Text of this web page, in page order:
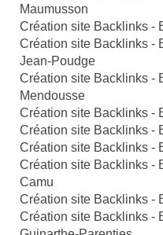
Maumusson
Création site Backlinks -
Création site Backlinks -
Jean-Poudge
Création site Backlinks -
Mendousse
Création site Backlinks -
Création site Backlinks -
Création site Backlinks -
Création site Backlinks -
Camu
Création site Backlinks -
Création site Backlinks -